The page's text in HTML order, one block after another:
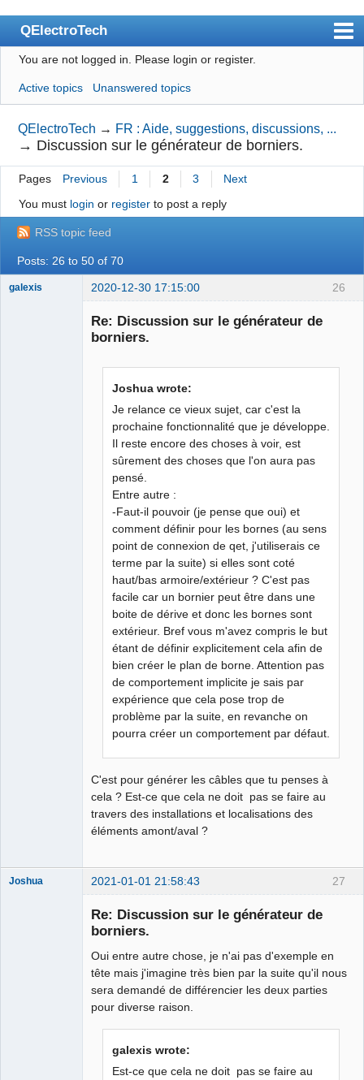
QElectroTech
Index
User list
Search
Register
Login
Site officiel
Wiki
BugTracker
Google_Search
You are not logged in. Please login or register.
Active topics Unanswered topics
QElectroTech → FR : Aide, suggestions, discussions, ...
→ Discussion sur le générateur de borniers.
Pages Previous 1 2 3
Next
You must login or registerto post a reply
RSS topic feed
Posts: 26 to 50 of 70
26
galexis 2020-12-30 17:15:00
Re: Discussion sur le générateur de
borniers.
Joshua wrote:
Je relance ce vieux sujet, car c'est la
prochaine fonctionnalité que je développe.
Il reste encore des choses à voir, est
sûrement des choses que l'on aura pas
pensé.
Entre autre :
-Faut-il pouvoir (je pense que oui) et
comment définir pour les bornes (au sens
point de connexion de qet, j'utiliserais ce
terme par la suite) si elles sont coté
haut/bas armoire/extérieur ? C'est pas
facile car un bornier peut être dans une
boite de dérive et donc les bornes sont
extérieur. Bref vous m'avez compris le but
étant de définir explicitement cela afin de
bien créer le plan de borne. Attention pas
de comportement implicite je sais par
expérience que cela pose trop de
problème par la suite, en revanche on
pourra créer un comportement par défaut.
C'est pour générer les câbles que tu penses à
cela ? Est-ce que cela ne doit pas se faire au
travers des installations et localisations des
éléments amont/aval ?
27
Joshua 2021-01-01 21:58:43
Re: Discussion sur le générateur de
borniers.
Oui entre autre chose, je n'ai pas d'exemple en
tête mais j'imagine très bien par la suite qu'il nous
sera demandé de différencier les deux parties
pour diverse raison.
galexis wrote:
Est-ce que cela ne doit pas se faire au